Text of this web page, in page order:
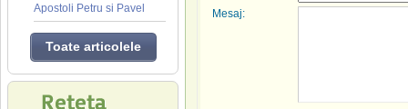
Apostoli Petru si Pavel
Toate articolele
Mesaj: